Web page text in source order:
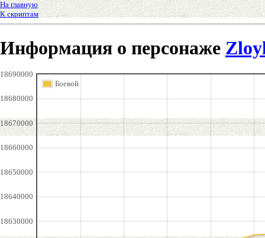
На главную
К скриптам
Информация о персонаже
18630000
18640000
18650000
18660000
18670000
18680000
18690000
Боевой